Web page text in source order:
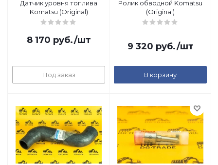
Датчик уровня топлива
Komatsu (Original)
8 170 руб./шт
Под заказ
Ролик обводной Komatsu
(Original)
9 320 руб./шт
В корзину